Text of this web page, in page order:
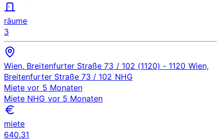
räume
3
Wien, Breitenfurter Straße 73 / 102 (1120) - 1120 Wien,
Breitenfurter Straße 73 / 102 NHG
Miete vor 5 Monaten
Miete NHG vor 5 Monaten
miete
640.31